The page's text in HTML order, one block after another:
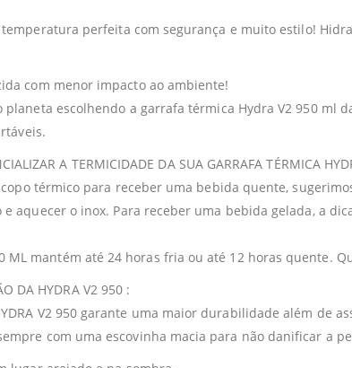
perfeita com segurança e muito estilo!
com menor impacto ao ambiente!
planeta escolhendo a garrafa térmica Hydra V2 950
A TERMICIDADE DA SUA GARRAFA TÉRMICA
térmico para receber uma bebida quente,
aquecer o inox. Para receber uma bebida gelada, a
ML mantém até 24 horas fria ou até 12 horas
DA HYDRA V2 950 :
V2 950 garante uma maior durabilidade além de
com uma escovinha macia para não danificar a